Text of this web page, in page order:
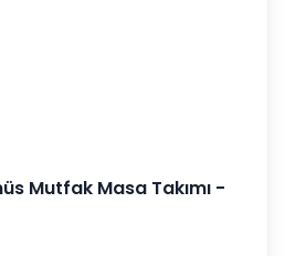
Mutfak Masa Takımı -